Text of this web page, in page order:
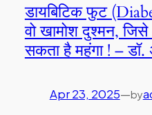
डायबिटिक फुट
वो खामोश दुश्मन,
सकता है महंगा ! – डॉ.
Apr 23, 2025—by